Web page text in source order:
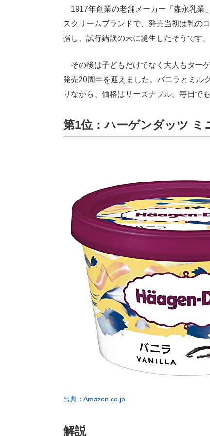
1917年創業の老舗メーカー「森永乳業
スクリームブランドで、発売当初は乳の
指し、試行錯誤の末に誕生したそうです。
その後は子どもだけでなく大人もター
発売20周年を迎えました。バニラとミル
りながら、価格はリーズナブル。毎日で
第1位：ハーゲンダッツ ミ
出典：Amazon.co.jp
解説